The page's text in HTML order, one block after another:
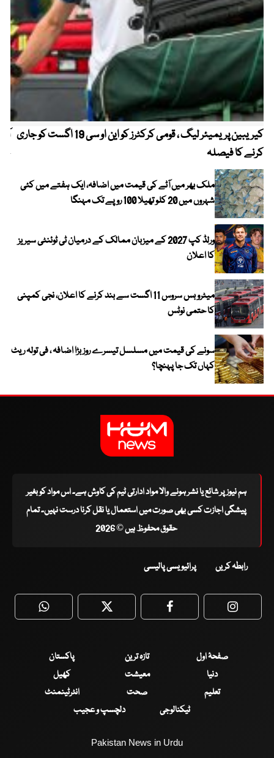
کیریبین پریمیئر لیگ ، قومی کرکٹرز کو این او سی 19 اگست کو جاری
کرنے کا فیصلہ
ملک بھر میں آٹے کی قیمت میں اضافہ، ایک ہفتے میں کئی
شہروں میں 20 کلو تھیلا 100 روپے تک مہنگا
ورلڈ کپ 2027 کے میزبان ممالک کے درمیان ٹی ٹوئنٹی سیریز
کا اعلان
میٹرو بس سروس 11 اگست سے بند کرنے کا اعلان، نجی کمپنی
کا حتمی نوٹس
سونے کی قیمت میں مسلسل تیسرے روز بڑا اضافہ ، فی تولہ ریٹ
کہاں تک جا پہنچا؟
ہم نیوز پر شائع یا نشر ہونے والا مواد ادارتی ٹیم کی کاوش ہے۔ اس مواد کو بغیر
پیشگی اجازت کسی بھی صورت میں استعمال یا نقل کرنا درست نہیں۔ تمام
حقوق محفوظ ہیں © 2026
رابطہ کریں پرائیویسی پالیسی
WhatsApp Twitter Facebook
صفحۂ اول تازہ ترین
پاکستان
دنیا
معیشت
کھیل
تعلیم
صحت
انٹرٹینمنٹ
ٹیکنالوجی
دلچسپ و عجیب
Pakistan News in Urdu